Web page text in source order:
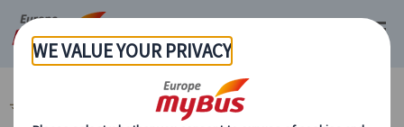
マイバス・ヨーロッパ イタリア (45) ローマ (31)